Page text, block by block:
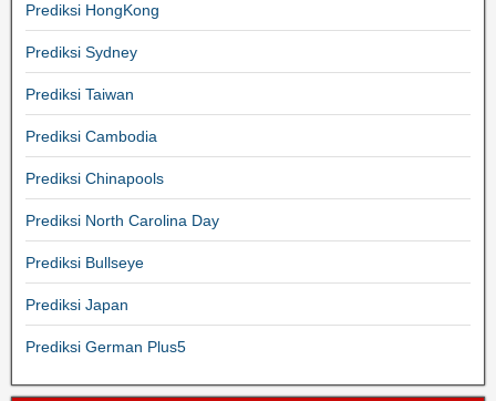
Prediksi HongKong
Prediksi Sydney
Prediksi Taiwan
Prediksi Cambodia
Prediksi Chinapools
Prediksi North Carolina Day
Prediksi Bullseye
Prediksi Japan
Prediksi German Plus5